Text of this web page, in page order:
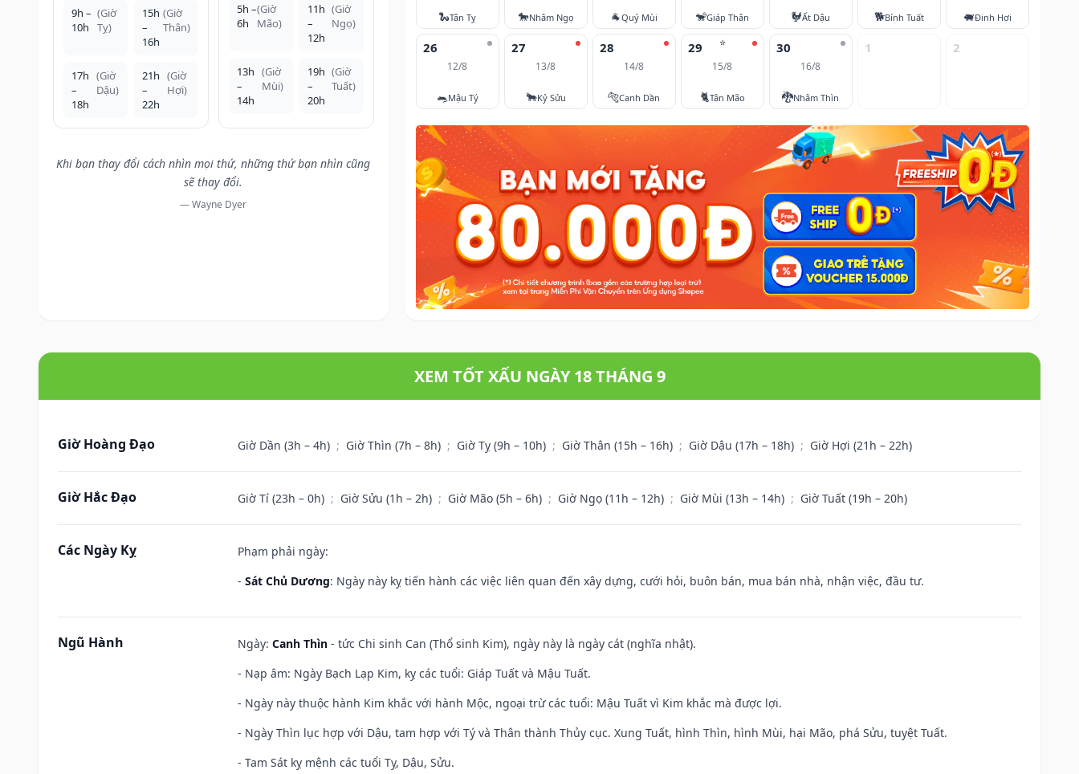
9h –
10h
(Giờ
Tỵ)
15h
–
16h
(Giờ
Thân)
17h
–
18h
(Giờ
Dậu)
21h
–
22h
(Giờ
Hợi)
5h –
6h
(Giờ
Mão)
11h
–
12h
(Giờ
Ngọ)
13h
–
14h
(Giờ
Mùi)
19h
–
20h
(Giờ
Tuất)
Khi bạn thay đổi cách nhìn mọi thứ, những thứ bạn nhìn cũng
sẽ thay đổi.
— Wayne Dyer
🐍Tân Tỵ 🐎Nhâm Ngọ 🐐Quý Mùi 🐒Giáp Thân 🐓Ất Dậu 🐕Bính Tuất 🐖Đinh Hợi
26
12/8
🐀Mậu Tý
27
13/8
🐂Kỷ Sửu
28
14/8
🐅Canh Dần
⭐
29
15/8
🐈Tân Mão
30
16/8
🐉Nhâm Thìn
1 2
XEM TỐT XẤU NGÀY 18 THÁNG 9
Giờ Hoàng Đạo Giờ Dần (3h – 4h) ; Giờ Thìn (7h – 8h) ; Giờ Tỵ (9h – 10h) ; Giờ Thân (15h – 16h) ; Giờ Dậu (17h – 18h) ; Giờ Hợi (21h – 22h)
Giờ Hắc Đạo Giờ Tí (23h – 0h) ; Giờ Sửu (1h – 2h) ; Giờ Mão (5h – 6h) ; Giờ Ngọ (11h – 12h) ; Giờ Mùi (13h – 14h) ; Giờ Tuất (19h – 20h)
Các Ngày Kỵ
Phạm phải ngày:
- Sát Chủ Dương: Ngày này kỵ tiến hành các việc liên quan đến xây dựng, cưới hỏi, buôn bán, mua bán nhà, nhận việc, đầu tư.
Ngũ Hành Ngày: Canh Thìn - tức Chi sinh Can (Thổ sinh Kim), ngày này là ngày cát (nghĩa nhật).
- Nạp âm: Ngày Bạch Lạp Kim, kỵ các tuổi: Giáp Tuất và Mậu Tuất.
- Ngày này thuộc hành Kim khắc với hành Mộc, ngoại trừ các tuổi: Mậu Tuất vì Kim khắc mà được lợi.
- Ngày Thìn lục hợp với Dậu, tam hợp với Tý và Thân thành Thủy cục. Xung Tuất, hình Thìn, hình Mùi, hại Mão, phá Sửu, tuyệt Tuất.
- Tam Sát kỵ mệnh các tuổi Tỵ, Dậu, Sửu.